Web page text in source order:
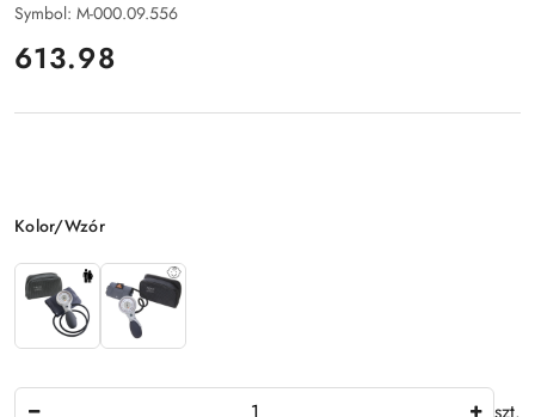
Symbol: M-000.09.556
cena:
613.98
Wariant
Kolor/Wzór
szt.